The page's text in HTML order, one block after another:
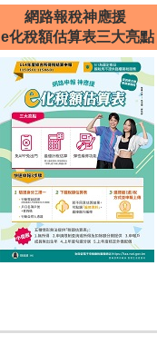
網路報稅神應援
e化稅額估算表三大亮點